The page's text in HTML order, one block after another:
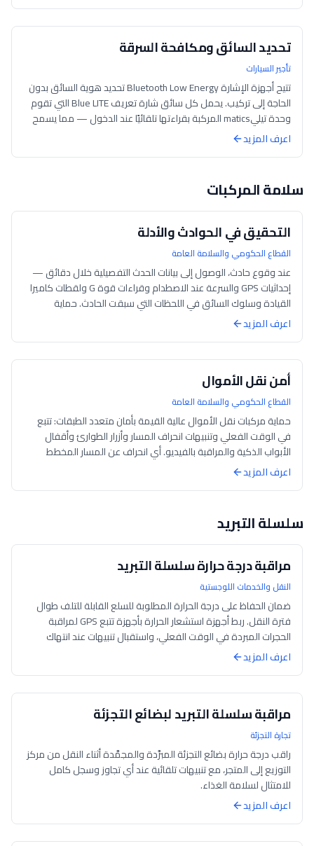
تحديد السائق ومكافحة السرقة
تأجير السيارات
تتيح أجهزة الإشارة Bluetooth Low Energy تحديد هوية السائق بدون
الحاجة إلى تركيب. يحمل كل سائق شارة تعريف Blue LITE التي تقوم
وحدة تيليmatics المركبة بقراءتها تلقائيًا عند الدخول — مما يسمح
بتفويض السا...
اعرف المزيد
سلامة المركبات
التحقيق في الحوادث والأدلة
القطاع الحكومي والسلامة العامة
عند وقوع حادث، الوصول إلى بيانات الحدث التفصيلية خلال دقائق —
إحداثيات GPS والسرعة عند الاصطدام وقراءات قوة G ولقطات كاميرا
القيادة وسلوك السائق في اللحظات التي سبقت الحادث. حماية
مؤسستك من المطالبات...
اعرف المزيد
أمن نقل الأموال
القطاع الحكومي والسلامة العامة
حماية مركبات نقل الأموال عالية القيمة بأمان متعدد الطبقات: تتبع
في الوقت الفعلي وتنبيهات انحراف المسار وأزرار الطوارئ وأقفال
الأبواب الذكية والمراقبة بالفيديو. أي انحراف عن المسار المخطط
يُطلق تنبيهات...
اعرف المزيد
سلسلة التبريد
مراقبة درجة حرارة سلسلة التبريد
النقل والخدمات اللوجستية
ضمان الحفاظ على درجة الحرارة المطلوبة للسلع القابلة للتلف طوال
فترة النقل. ربط أجهزة استشعار الحرارة بأجهزة تتبع GPS لمراقبة
الحجرات المبردة في الوقت الفعلي، واستقبال تنبيهات عند انتهاك
العتبات، وإنشا...
اعرف المزيد
مراقبة سلسلة التبريد لبضائع التجزئة
تجارة التجزئة
راقب درجة حرارة بضائع التجزئة المبرَّدة والمجمَّدة أثناء النقل من مركز
التوزيع إلى المتجر، مع تنبيهات تلقائية عند أي تجاوز وسجل كامل
للامتثال لسلامة الغذاء.
اعرف المزيد